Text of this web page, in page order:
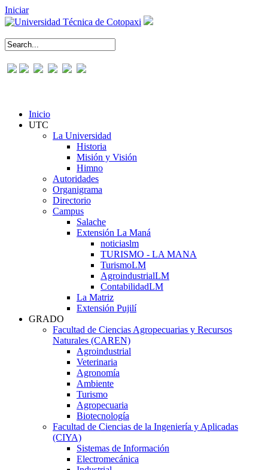
Iniciar
Inicio
UTC
La Universidad
Historia
Misión y Visión
Himno
Autoridades
Organigrama
Directorio
Campus
Salache
Extensión La Maná
noticiaslm
TURISMO - LA MANA
TurismoLM
AgroindustrialLM
ContabilidadLM
La Matriz
Extensión Pujilí
GRADO
Facultad de Ciencias Agropecuarias y Recursos
Naturales (CAREN)
Agroindustrial
Veterinaria
Agronomía
Ambiente
Turismo
Agropecuaria
Biotecnología
Facultad de Ciencias de la Ingeniería y Aplicadas
(CIYA)
Sistemas de Información
Electromecánica